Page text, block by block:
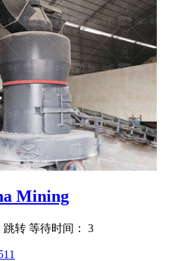
Mining
转 等待时间： 3